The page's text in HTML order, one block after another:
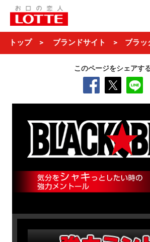
トップ ブランドサイト ブラッ
このページをシェアす